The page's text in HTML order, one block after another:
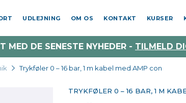
UDLEJNING OM OS KONTAKT KURSER
MED DE SENESTE NYHEDER - TILMELD
Trykføler 0 – 16 bar, 1 m kabel med AMP con
TRYKFØLER 0 – 16 BAR, 1 M